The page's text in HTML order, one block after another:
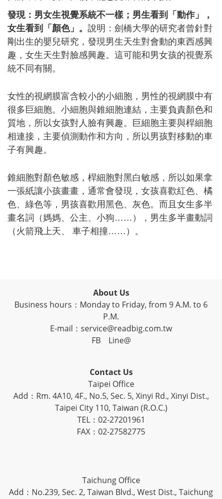
發現：男女生視覺系統不一樣；男生看到「動作」，
女生看到「顏色」。 說明：劍橋大學的研究者曾針對
剛出生的嬰兒研究，發現男生天生對會動的東西感興
趣，女生天生對臉感興趣。這可能和男女孩的視覺系
統不同有關。
女性的視網膜富含較小的小細胞，男性的視網膜中有
很多巨細胞。小細胞與錐細胞連結，主要負責顏色和
質地，所以女孩對人臉有興趣。巨細胞主要與桿細胞
相連接，主要偵測動作和方向，所以男孩對移動的車
子有興趣。
錐細胞對顏色敏感，桿細胞對黑白敏感，所以如果拿
一張紙讓小孩畫畫，通常會發現，女孩喜歡紅色、橘
色、綠色等，男孩喜歡用黑色、灰色。而且女生多半
畫名詞（媽媽、公主、小狗…… ），男生多半畫動詞
（火箭飛上天、 車子相撞…… ）。
About Us
Business hours：Monday to Friday, from 9 A.M. to 6
P.M.
E-mail：service@readbig.com.tw
FB
Line@
Contact Us
Taipei Office
Add：Rm. 4A10, 4F., No.5, Sec. 5, Xinyi Rd., Xinyi Dist.,
Taipei City 110, Taiwan (R.O.C.)
TEL：02-27201961
FAX：02-27582775
Taichung Office
Add：No.239, Sec. 2, Taiwan Blvd., West Dist., Taichung